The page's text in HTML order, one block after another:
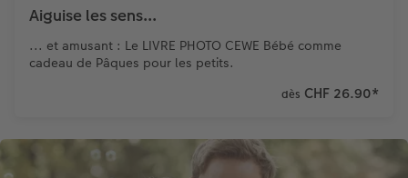
Aiguise les sens...
... et amusant : Le LIVRE PHOTO CEWE Bébé comme
cadeau de Pâques pour les petits.
dès CHF 26.90*